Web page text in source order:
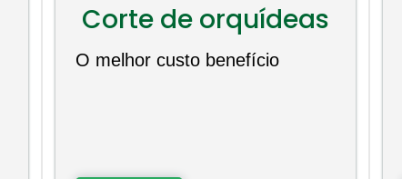
Corte de orquídeas
O melhor custo benefício